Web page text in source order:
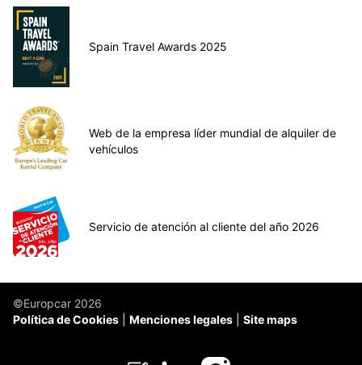
Spain Travel Awards 2025
Web de la empresa líder mundial de alquiler de
vehículos
Servicio de atención al cliente del año 2026
©Europcar 2026
Política de Cookies
Menciones legales Site maps